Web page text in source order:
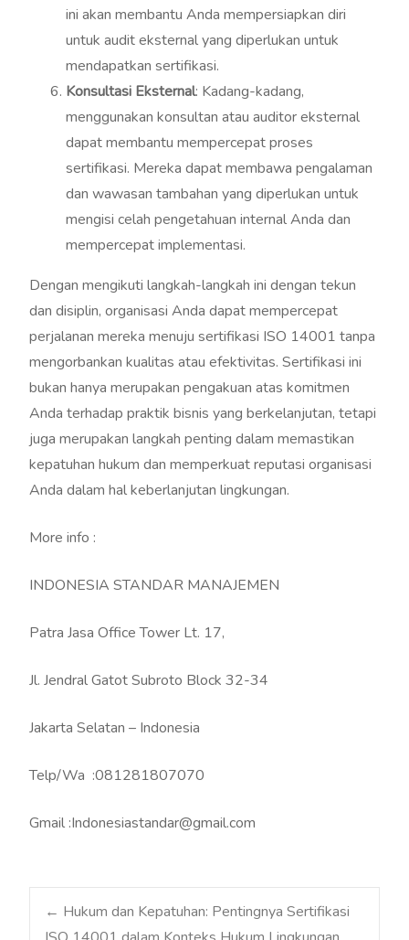
ini akan membantu Anda mempersiapkan diri
untuk audit eksternal yang diperlukan untuk
mendapatkan sertifikasi.
Konsultasi Eksternal: Kadang-kadang,
menggunakan konsultan atau auditor eksternal
dapat membantu mempercepat proses
sertifikasi. Mereka dapat membawa pengalaman
dan wawasan tambahan yang diperlukan untuk
mengisi celah pengetahuan internal Anda dan
mempercepat implementasi.
Dengan mengikuti langkah-langkah ini dengan tekun
dan disiplin, organisasi Anda dapat mempercepat
perjalanan mereka menuju sertifikasi ISO 14001 tanpa
mengorbankan kualitas atau efektivitas. Sertifikasi ini
bukan hanya merupakan pengakuan atas komitmen
Anda terhadap praktik bisnis yang berkelanjutan, tetapi
juga merupakan langkah penting dalam memastikan
kepatuhan hukum dan memperkuat reputasi organisasi
Anda dalam hal keberlanjutan lingkungan.
More info :
INDONESIA STANDAR MANAJEMEN
Patra Jasa Office Tower Lt. 17,
Jl. Jendral Gatot Subroto Block 32-34
Jakarta Selatan – Indonesia
Telp/Wa :081281807070
Gmail :Indonesiastandar@gmail.com
Post
← Hukum dan Kepatuhan: Pentingnya Sertifikasi